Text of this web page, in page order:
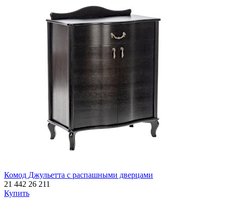
Комод Джульетта с распашными дверцами
21 442 26 211
Купить